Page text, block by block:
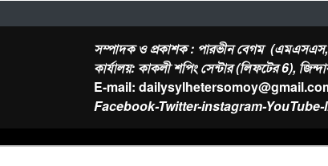
সম্পাদক ও প্রকাশক : পারভীন বেগম (এমএসএস,
কার্যালয়: কাকলী শপিং সেন্টার (লিফটের 6),
E-mail:
Facebook-Twitter-instagram-
About Us Contact-Privacy Policy